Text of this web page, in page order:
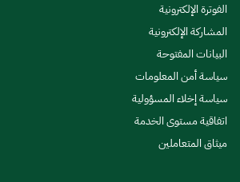
الفوترة الإلكترونية
المشاركة الإلكترونية
البيانات المفتوحة
سياسة أمن المعلومات
سياسة إخلاء المسؤولية
اتفاقية مستوى الخدمة
ميثاق المتعاملين